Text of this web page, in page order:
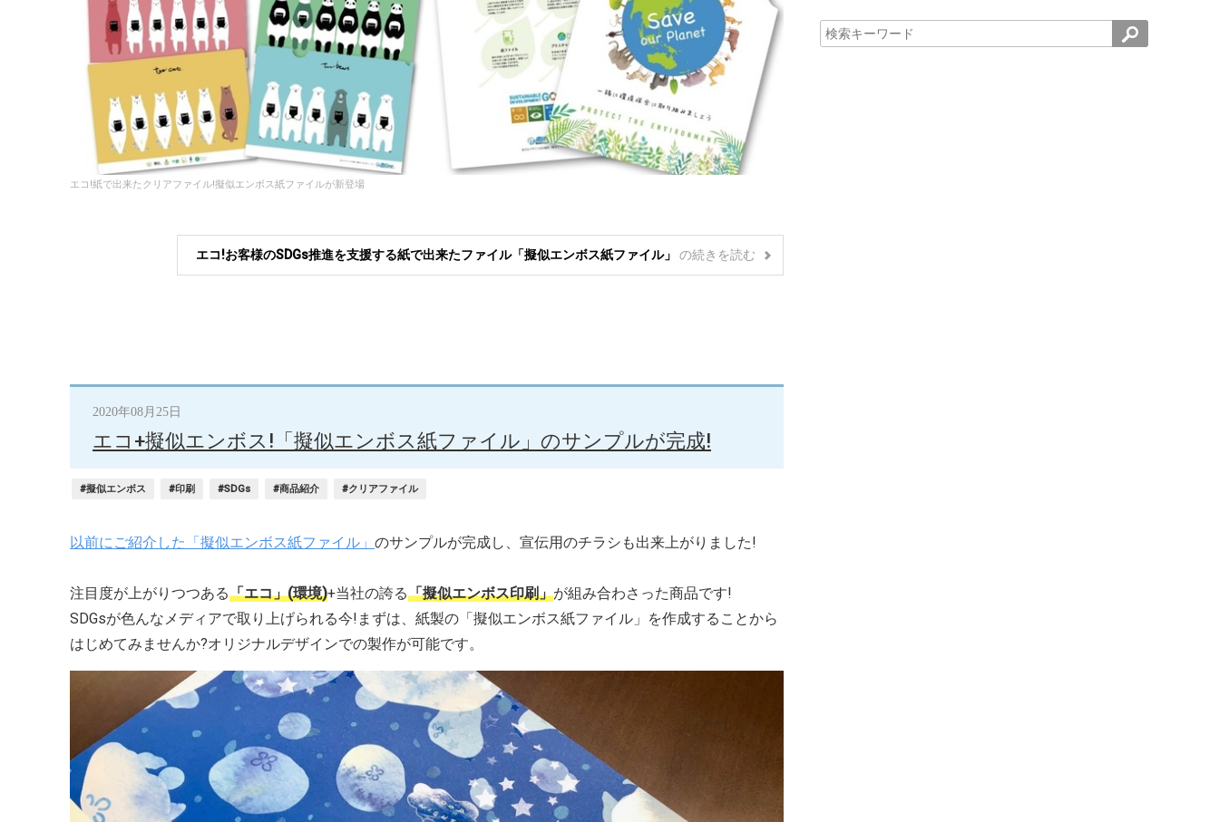
エコ!紙で出来たクリアファイル!擬似エンボス紙ファイルが新登場
エコ!お客様のSDGs推進を支援する紙で出来たファイル「擬似エンボス紙ファイル」 の続きを読む
2020年08月25日
エコ+擬似エンボス!「擬似エンボス紙ファイル」のサンプルが完成!
#擬似エンボス #印刷 #SDGs #商品紹介 #クリアファイル
以前にご紹介した「擬似エンボス紙ファイル」 のサンプルが完成し、宣伝用のチラシも出来上がりました!
注目度が上がりつつある「エコ」(環境)+当社の誇る「擬似エンボス印刷」が組み合わさった商品です!
SDGsが色んなメディアで取り上げられる今!まずは、紙製の「擬似エンボス紙ファイル」を作成することから
はじめてみませんか?オリジナルデザインでの製作が可能です。